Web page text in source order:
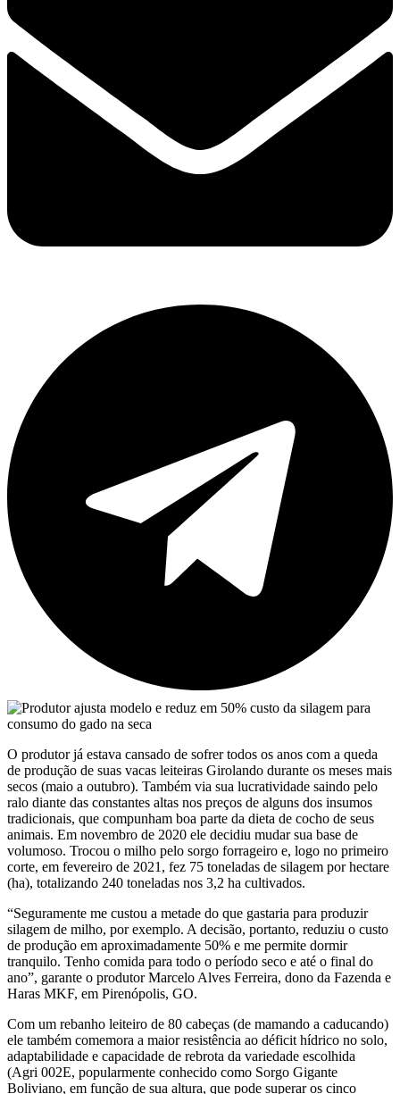
O produtor já estava cansado de sofrer todos os anos com a queda
de produção de suas vacas leiteiras Girolando durante os meses mais
secos (maio a outubro). Também via sua lucratividade saindo pelo
ralo diante das constantes altas nos preços de alguns dos insumos
tradicionais, que compunham boa parte da dieta de cocho de seus
animais. Em novembro de 2020 ele decidiu mudar sua base de
volumoso. Trocou o milho pelo sorgo forrageiro e, logo no primeiro
corte, em fevereiro de 2021, fez 75 toneladas de silagem por hectare
(ha), totalizando 240 toneladas nos 3,2 ha cultivados.
“Seguramente me custou a metade do que gastaria para produzir
silagem de milho, por exemplo. A decisão, portanto, reduziu o custo
de produção em aproximadamente 50% e me permite dormir
tranquilo. Tenho comida para todo o período seco e até o final do
ano”, garante o produtor Marcelo Alves Ferreira, dono da Fazenda e
Haras MKF, em Pirenópolis, GO.
Com um rebanho leiteiro de 80 cabeças (de mamando a caducando)
ele também comemora a maior resistência ao déficit hídrico no solo,
adaptabilidade e capacidade de rebrota da variedade escolhida
(Agri 002E, popularmente conhecido como Sorgo Gigante
Boliviano, em função de sua altura, que pode superar os cinco